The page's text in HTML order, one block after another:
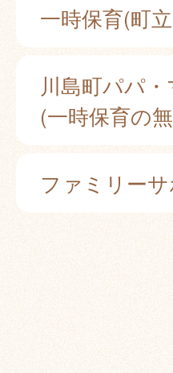
一時保育(町
川島町パパ
(一時保育の
ファミリー